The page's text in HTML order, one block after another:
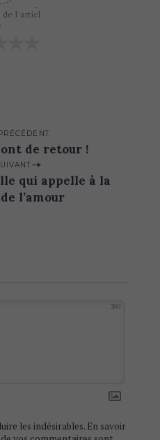
de l'articl
de retour !
qui appelle à la
l’amour
300
les indésirables. En savoir